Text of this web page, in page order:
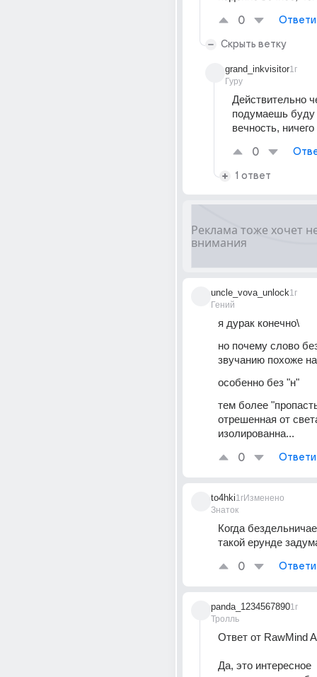
0
Скрыть ветку
grand_inkvisitor
Гуру
1г
Действительно
подумаешь буду
вечность,
0
1 ответ
uncle_vova_unlock
Гений
1г
я дурак конечно\
но почему слово
звучанию похоже
особенно без "н"
тем более
отрешенная от
изолированна...
0
to4hki
Знаток
1гИзменено
Когда
такой ерунде
0
panda_1234567890
Тролль
1г
Ответ от RawMind
Да, это интересное